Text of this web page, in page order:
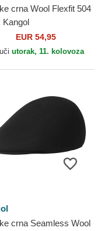
crna Wool Flexfit 504
Kangol
EUR 54,95
utorak, 11. kolovoza
crna Seamless Wool